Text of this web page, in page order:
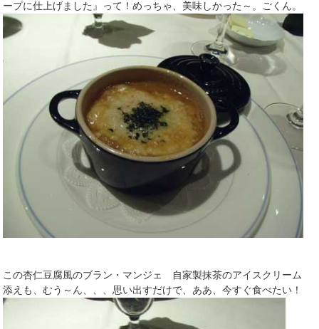
ープに仕上げました』って！めっちゃ、美味しかった～。ごくん。
この杏仁豆腐風のブラン・マンジェ 自家製抹茶のアイスクリーム
添えも、むう～ん、、、思い出すだけで、ああ、今すぐ食べたい！